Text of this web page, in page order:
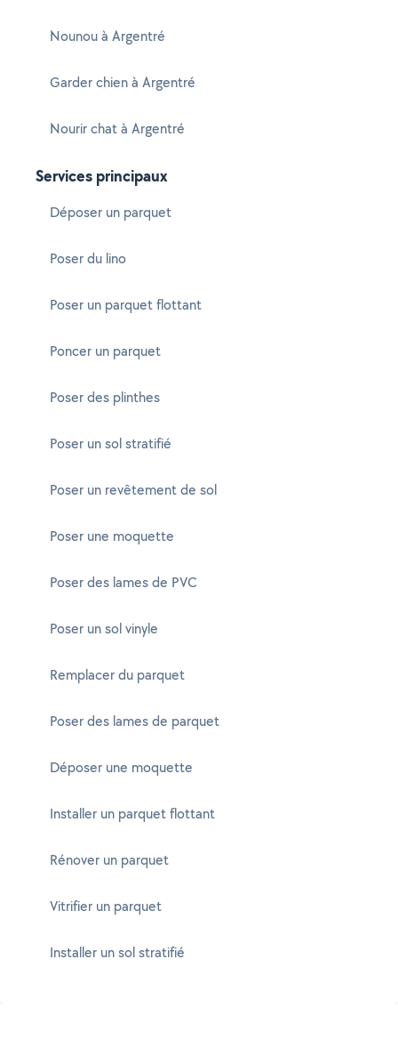
Nounou à Argentré
Garder chien à Argentré
Nourir chat à Argentré
Services principaux
Déposer un parquet
Poser du lino
Poser un parquet flottant
Poncer un parquet
Poser des plinthes
Poser un sol stratifié
Poser un revêtement de sol
Poser une moquette
Poser des lames de PVC
Poser un sol vinyle
Remplacer du parquet
Poser des lames de parquet
Déposer une moquette
Installer un parquet flottant
Rénover un parquet
Vitrifier un parquet
Installer un sol stratifié